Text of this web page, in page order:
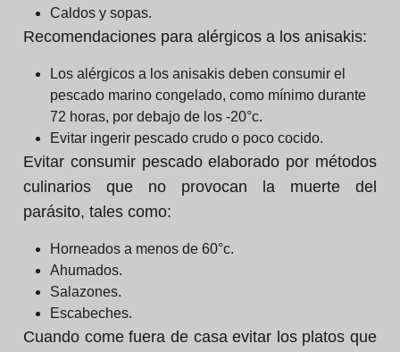
Caldos y sopas.
Recomendaciones para alérgicos a los anisakis:
Los alérgicos a los anisakis deben consumir el
pescado marino congelado, como mínimo durante
72 horas, por debajo de los -20°c.
Evitar ingerir pescado crudo o poco cocido.
Evitar consumir pescado elaborado por métodos
culinarios que no provocan la muerte del
parásito, tales como:
Horneados a menos de 60°c.
Ahumados.
Salazones.
Escabeches.
Cuando come fuera de casa evitar los platos que